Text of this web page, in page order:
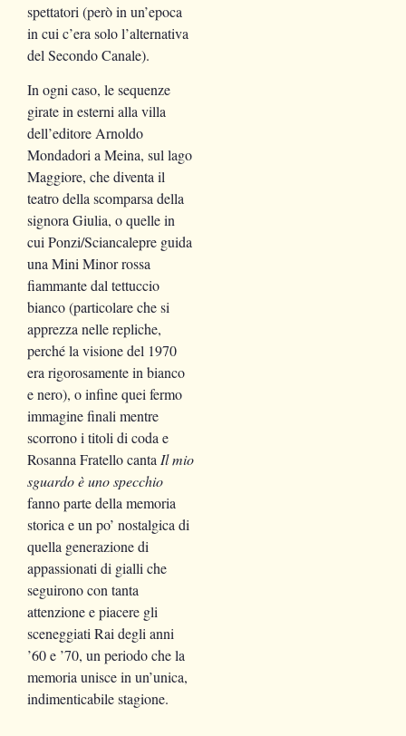
spettatori (però in un’epoca
in cui c’era solo l’alternativa
del Secondo Canale).
In ogni caso, le sequenze
girate in esterni alla villa
dell’editore Arnoldo
Mondadori a Meina, sul lago
Maggiore, che diventa il
teatro della scomparsa della
signora Giulia, o quelle in
cui Ponzi/Sciancalepre guida
una Mini Minor rossa
fiammante dal tettuccio
bianco (particolare che si
apprezza nelle repliche,
perché la visione del 1970
era rigorosamente in bianco
e nero), o infine quei fermo
immagine finali mentre
scorrono i titoli di coda e
Rosanna Fratello canta Il mio
sguardo è uno specchio
fanno parte della memoria
storica e un po’ nostalgica di
quella generazione di
appassionati di gialli che
seguirono con tanta
attenzione e piacere gli
sceneggiati Rai degli anni
’60 e ’70, un periodo che la
memoria unisce in un’unica,
indimenticabile stagione.